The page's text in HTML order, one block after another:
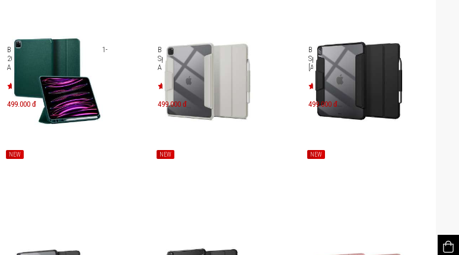
Bao da iPad Pro 12.9 inch (2021-
2022) Spigen Urban Fit [
ACS03092 / ACS03434 ]
499.000 đ
Bao da iPad Pro 13 inch (2024)
Spigen Case Air Skin Pro
ACS07014
499.000 đ
Bao da iPad Air 13 inch (2024)
Spigen Air Skin Pro
[ACS07678/ACS07677]
499.000 đ
NEW NEW NEW